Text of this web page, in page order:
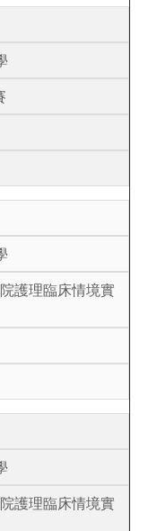
護理臨床情境實
護理臨床情境實